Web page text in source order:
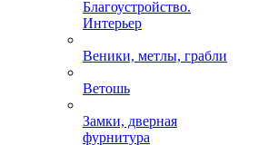
Благоустройство.
Интерьер
Веники, метлы, грабли
Ветошь
Замки, дверная
фурнитура